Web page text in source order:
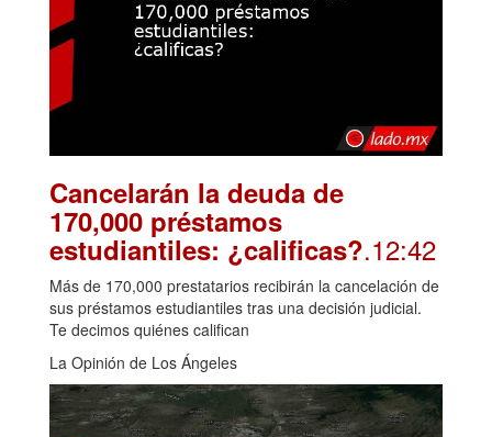
Cancelarán la deuda de
170,000 préstamos
estudiantiles: ¿calificas?.12:42
Más de 170,000 prestatarios recibirán la cancelación de
sus préstamos estudiantiles tras una decisión judicial.
Te decimos quiénes califican
La Opinión de Los Ángeles